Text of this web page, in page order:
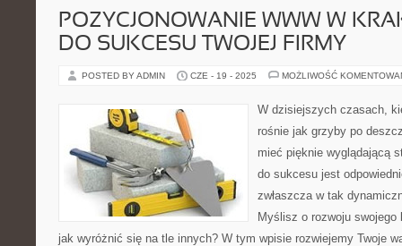
POZYCJONOWANIE WWW W
DO SUKCESU TWOJEJ FIRMY
POSTED BY ADMIN CZE - 19 - 2025 MOŻLIWOŚĆ
W dzisiejszych czasach,
rośnie jak grzyby po
mieć pięknie wyglądającą
do sukcesu jest
zwłaszcza w tak
Myślisz o rozwoju
jak wyróżnić się na tle innych? W tym wpisie rozwiejemy Twoje